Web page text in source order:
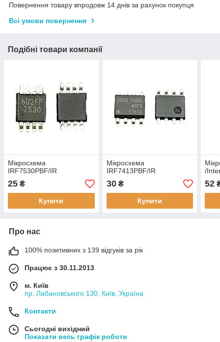
Повернення товару впродовж 14 днів за рахунок покупця
Всі умови повернення
Подібні товари компанії
Мікросхема
IRF7530PBF/IR
25 ₴
Купити
Мікросхема
IRF7413PBF/IR
30₴
Купити
/
52
Про нас
100% позитивних з 139 відгуків за рік
Працює з 30.11.2013
м. Київ
пр. Лабановського 130, Київ, Україна
Контакти
Сьогодні вихідний
Показати весь графік роботи